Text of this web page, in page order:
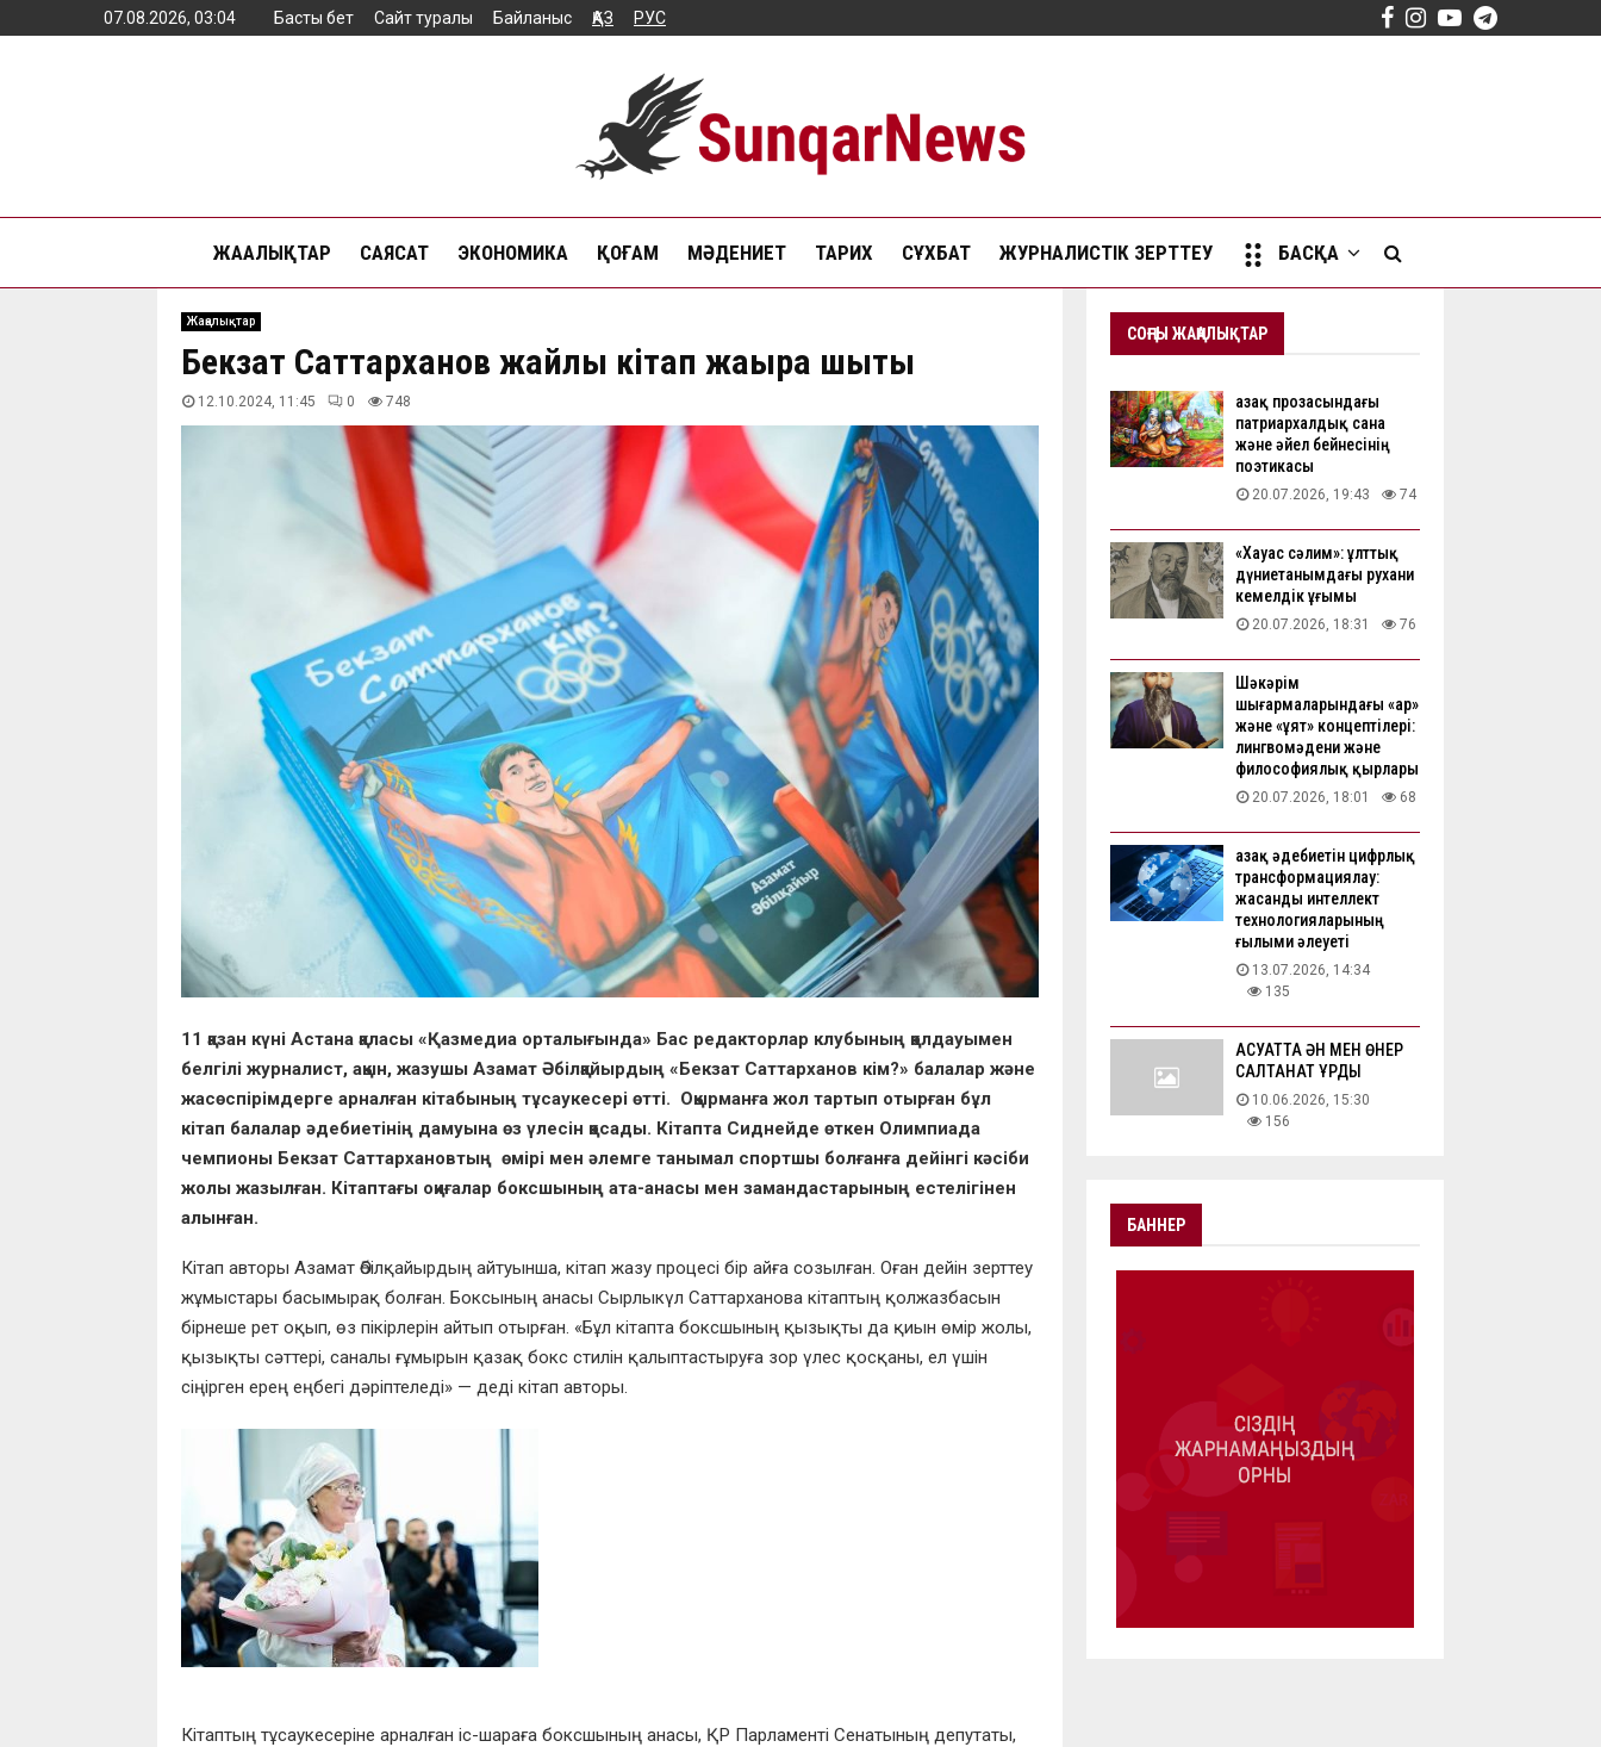
07.08.2026, 03:04 Басты бет Сайт туралы Байланыс ҚАЗ РУС Facebook
Instagram
YoutubeTelegram
ЖАҢАЛЫҚТАР САЯСАТ ЭКОНОМИКА ҚОҒАМ МӘДЕНИЕТ ТАРИХ СҰХБАТ ЖУРНАЛИСТІК ЗЕРТТЕУ БАСҚА
Жаңалықтар
Бекзат Саттарханов жайлы кітап жаырққа шықты
12.10.2024, 11:45 0 748
11 қазан күні Астана қаласы «Қазмедиа орталығында» Бас редакторлар клубының қолдауымен
белгілі журналист, ақын, жазушы Азамат Әбілқайырдың «Бекзат Саттарханов кім?» балалар және
жасөспірімдерге арналған кітабының тұсаукесері өтті. Оқырманға жол тартып отырған бұл
кітап балалар әдебиетінің дамуына өз үлесін қосады. Кітапта Сиднейде өткен Олимпиада
чемпионы Бекзат Саттархановтың өмірі мен әлемге танымал спортшы болғанға дейінгі кәсіби
жолы жазылған. Кітаптағы оқиғалар боксшының ата-анасы мен замандастарының естелігінен
алынған.
Кітап авторы Азамат Әбілқайырдың айтуынша, кітап жазу процесі бір айға созылған. Оған дейін зерттеу
жұмыстары басымырақ болған. Боксының анасы Сырлыкүл Саттарханова кітаптың қолжазбасын
бірнеше рет оқып, өз пікірлерін айтып отырған. «Бұл кітапта боксшының қызықты да қиын өмір жолы,
қызықты сәттері, саналы ғұмырын қазақ бокс стилін қалыптастыруға зор үлес қосқаны, ел үшін
сіңірген ерең еңбегі дәріптеледі» — деді кітап авторы.
Кітаптың тұсаукесеріне арналған іс-шараға боксшының анасы, ҚР Парламенті Сенатының депутаты,
СОҢҒЫ ЖАҢАЛЫҚТАР
Қазақ прозасындағы
патриархалдық сана
және әйел бейнесінің
поэтикасы
20.07.2026, 19:43 74
«Хауас сәлим»: ұлттық
дүниетанымдағы рухани
кемелдік ұғымы
20.07.2026, 18:31 76
Шәкәрім
шығармаларындағы «ар»
және «ұят» концептілері:
лингвомәдени және
философиялық қырлары
20.07.2026, 18:01 68
Қазақ әдебиетін цифрлық
трансформациялау:
жасанды интеллект
технологияларының
ғылыми әлеуеті
13.07.2026, 14:34
135
АҚСУАТТА ӘН МЕН ӨНЕР
САЛТАНАТ ҚҰРДЫ
10.06.2026, 15:30
156
БАННЕР